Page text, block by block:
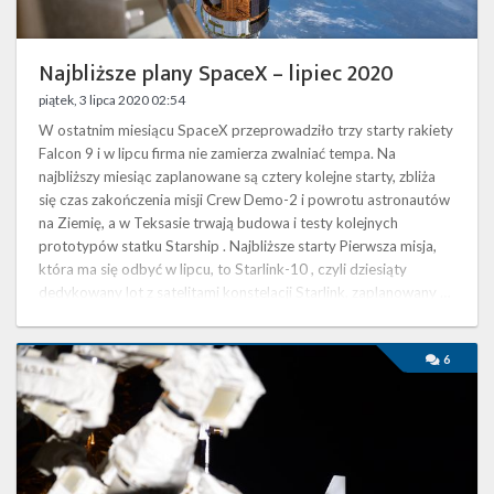
Najbliższe plany SpaceX – lipiec 2020
piątek, 3 lipca 2020 02:54
W ostatnim miesiącu SpaceX przeprowadziło trzy starty rakiety
Falcon 9 i w lipcu firma nie zamierza zwalniać tempa. Na
najbliższy miesiąc zaplanowane są cztery kolejne starty, zbliża
się czas zakończenia misji Crew Demo-2 i powrotu astronautów
na Ziemię, a w Teksasie trwają budowa i testy kolejnych
prototypów statku Starship . Najbliższe starty Pierwsza misja,
która ma się odbyć w lipcu, to Starlink-10 , czyli dziesiąty
dedykowany lot z satelitami konstelacji Starlink, zaplanowany …
Endeavour
zadokował
do
Międzynarodowej
Stacji
Kosmicznej
6